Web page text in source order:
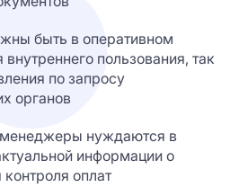
быть в оперативном
пользования, так
по запросу
органов
менеджеры нуждаются в
информации о
оплат